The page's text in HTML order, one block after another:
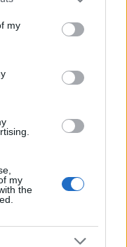
You may click to
third-party tags to
in below Google
my
my
the